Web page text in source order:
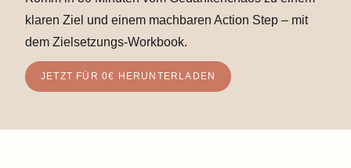
klaren Ziel und einem machbaren Action Step – mit
dem Zielsetzungs-Workbook.
JETZT FÜR 0€ HERUNTERLADEN